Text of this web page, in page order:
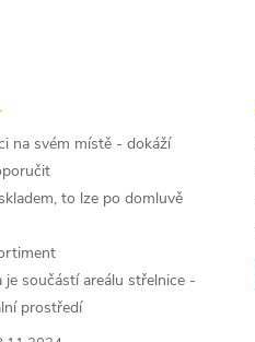
na svém místě - dokáží
to lze po domluvě
je součástí areálu střelnice -
prostředí